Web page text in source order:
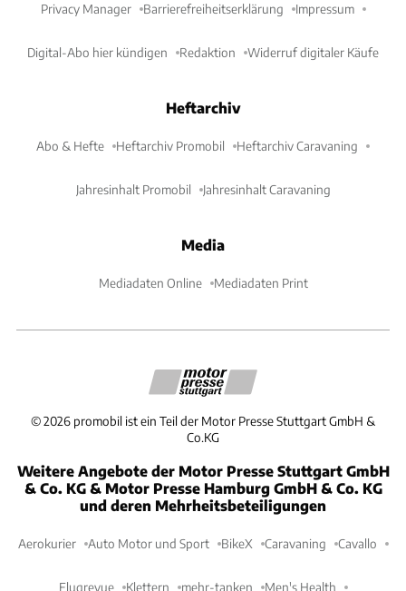
Privacy Manager Barrierefreiheitserklärung Impressum
Digital-Abo hier kündigen Redaktion Widerruf digitaler Käufe
Heftarchiv
Abo & Hefte Heftarchiv Promobil Heftarchiv Caravaning
Jahresinhalt Promobil Jahresinhalt Caravaning
Media
Mediadaten Online Mediadaten Print
©2026 promobil ist ein Teil der Motor Presse Stuttgart GmbH &
Co.KG
Weitere Angebote der Motor Presse Stuttgart GmbH
& Co. KG & Motor Presse Hamburg GmbH & Co. KG
und deren Mehrheitsbeteiligungen
Aerokurier Auto Motor und Sport BikeX Caravaning Cavallo
Flugrevue Klettern mehr-tanken Men's Health